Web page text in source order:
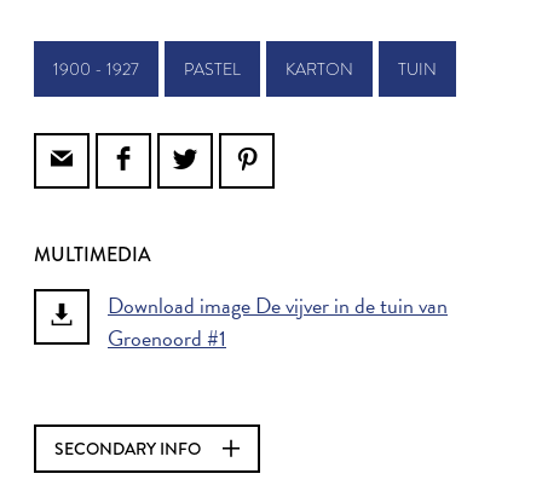
1900 - 1927 PASTEL KARTON TUIN
MULTIMEDIA
Download image De vijver in de tuin van
Groenoord #1
SECONDARY INFO